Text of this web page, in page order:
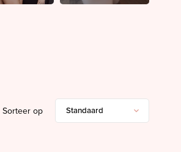
Sorteer op